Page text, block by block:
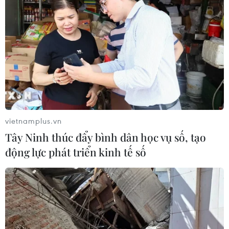
Ca vi phẫu ghép da đầu hiếm gặp
giúp bé gái phục hồi sau 10 năm
06/08/2026 07:15
Hà Nội: Kiểm tra, xác minh liên quan
đến sản phẩm giảm cân dạng bút
06/08/2026 07:05
Người dân không sử dụng sản phẩm
giảm cân không rõ nguồn gốc, chưa
được cấp phép
06/08/2026 04:22
vietnamplus.vn
Tây Ninh thúc đẩy bình dân học vụ số, tạo
động lực phát triển kinh tế số